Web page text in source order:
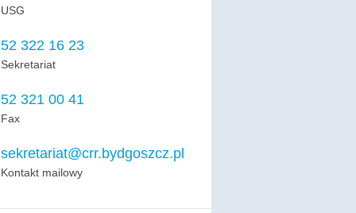
USG
52 322 16 23
Sekretariat
52 321 00 41
Fax
sekretariat@crr.bydgoszcz.pl
Kontakt mailowy